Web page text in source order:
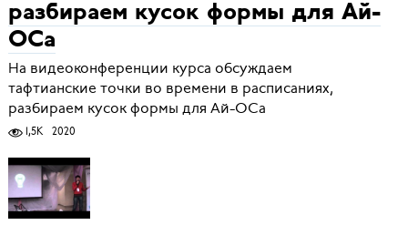
разбираем кусок формы для Ай-
ОСа
На видеоконференции курса обсуждаем
тафтианские точки во времени в расписаниях,
разбираем кусок формы для Ай-ОСа
1,5K 2020